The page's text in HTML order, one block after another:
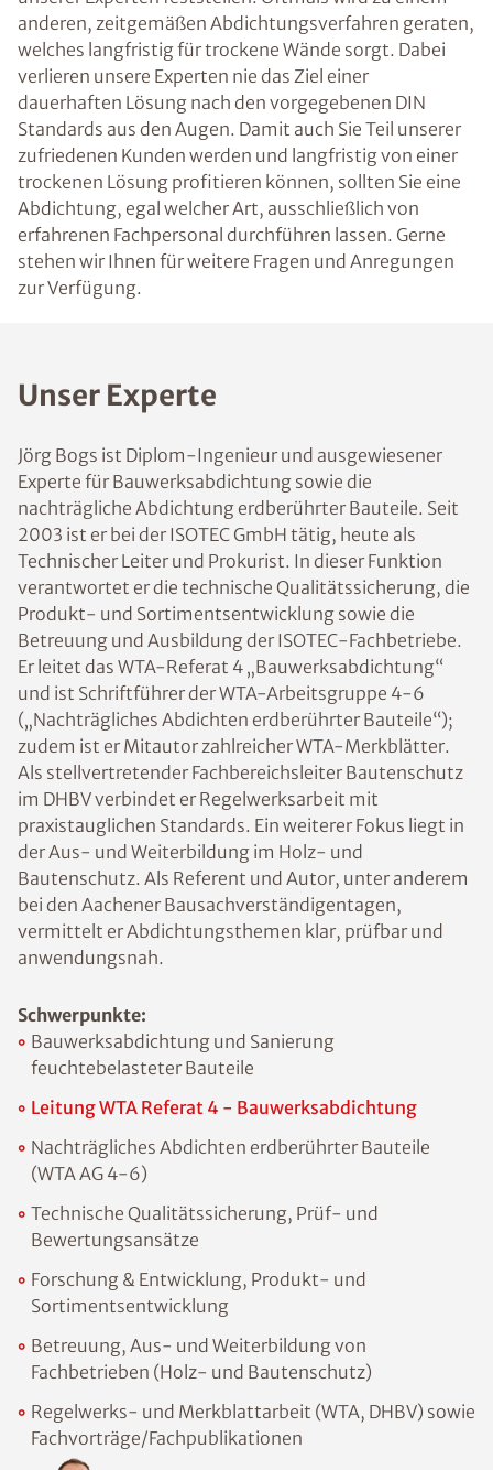
anderen, zeitgemäßen Abdichtungsverfahren geraten,
welches langfristig für trockene Wände sorgt. Dabei
verlieren unsere Experten nie das Ziel einer
dauerhaften Lösung nach den vorgegebenen DIN
Standards aus den Augen. Damit auch Sie Teil unserer
zufriedenen Kunden werden und langfristig von einer
trockenen Lösung profitieren können, sollten Sie eine
Abdichtung, egal welcher Art, ausschließlich von
erfahrenen Fachpersonal durchführen lassen. Gerne
stehen wir Ihnen für weitere Fragen und Anregungen
zur Verfügung.
Unser Experte
Jörg Bogs ist Diplom-Ingenieur und ausgewiesener
Experte für Bauwerksabdichtung sowie die
nachträgliche Abdichtung erdberührter Bauteile. Seit
2003 ist er bei der ISOTEC GmbH tätig, heute als
Technischer Leiter und Prokurist. In dieser Funktion
verantwortet er die technische Qualitätssicherung, die
Produkt- und Sortimentsentwicklung sowie die
Betreuung und Ausbildung der ISOTEC-Fachbetriebe.
Er leitet das WTA-Referat 4 „Bauwerksabdichtung“
und ist Schriftführer der WTA-Arbeitsgruppe 4-6
(„Nachträgliches Abdichten erdberührter Bauteile“);
zudem ist er Mitautor zahlreicher WTA-Merkblätter.
Als stellvertretender Fachbereichsleiter Bautenschutz
im DHBV verbindet er Regelwerksarbeit mit
praxistauglichen Standards. Ein weiterer Fokus liegt in
der Aus- und Weiterbildung im Holz- und
Bautenschutz. Als Referent und Autor, unter anderem
bei den Aachener Bausachverständigentagen,
vermittelt er Abdichtungsthemen klar, prüfbar und
anwendungsnah.
Schwerpunkte:
Bauwerksabdichtung und Sanierung
feuchtebelasteter Bauteile
Leitung WTA Referat 4 - Bauwerksabdichtung
Nachträgliches Abdichten erdberührter Bauteile
(WTA AG 4-6)
Technische Qualitätssicherung, Prüf- und
Bewertungsansätze
Forschung & Entwicklung, Produkt- und
Sortimentsentwicklung
Betreuung, Aus- und Weiterbildung von
Fachbetrieben (Holz- und Bautenschutz)
Regelwerks- und Merkblattarbeit (WTA, DHBV) sowie
Fachvorträge/Fachpublikationen